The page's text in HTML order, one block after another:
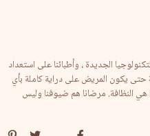
الجديدة ، وأطبائنا على استعداد
حتى يكون المريض على دراية كاملة بأي
هي النظافة. مرضانا هم ضيوفنا وليس